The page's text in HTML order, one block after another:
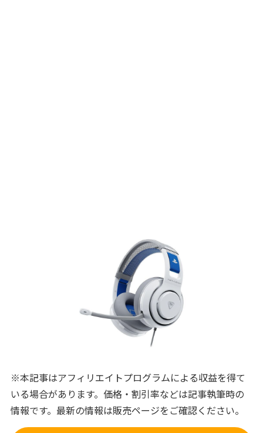
※本記事はアフィリエイトプログラムによる収益を得て
いる場合があります。価格・割引率などは記事執筆時の
情報です。最新の情報は販売ページをご確認ください。